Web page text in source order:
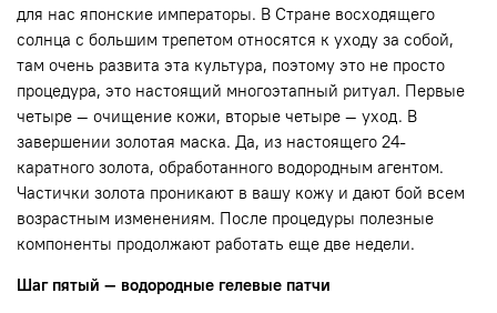
для нас японские императоры. В Стране восходящего
солнца с большим трепетом относятся к уходу за собой,
там очень развита эта культура, поэтому это не просто
процедура, это настоящий многоэтапный ритуал. Первые
четыре — очищение кожи, вторые четыре — уход. В
завершении золотая маска. Да, из настоящего 24-
каратного золота, обработанного водородным агентом.
Частички золота проникают в вашу кожу и дают бой всем
возрастным изменениям. После процедуры полезные
компоненты продолжают работать еще две недели.
Шаг пятый — водородные гелевые патчи